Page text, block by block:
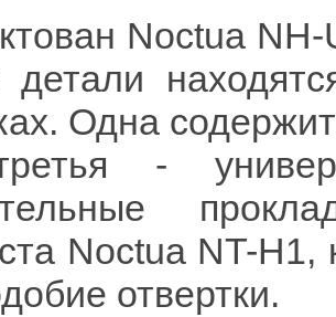
Noctua
детали
Одна
-
Noctua NT-
отвертки.